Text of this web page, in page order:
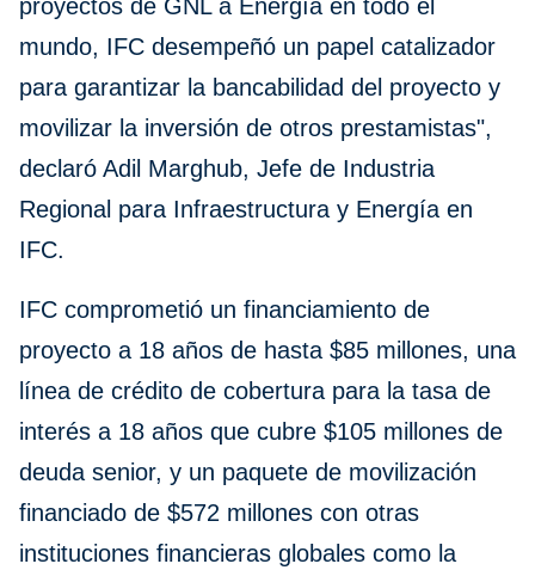
proyectos de GNL a Energía en todo el
mundo, IFC desempeñó un papel catalizador
para garantizar la bancabilidad del proyecto y
movilizar la inversión de otros prestamistas",
declaró Adil Marghub, Jefe de Industria
Regional para Infraestructura y Energía en
IFC.
IFC comprometió un financiamiento de
proyecto a 18 años de hasta $85 millones, una
línea de crédito de cobertura para la tasa de
interés a 18 años que cubre $105 millones de
deuda senior, y un paquete de movilización
financiado de $572 millones con otras
instituciones financieras globales como la